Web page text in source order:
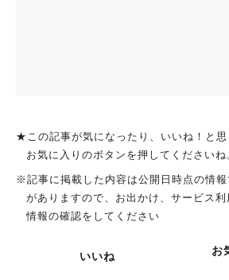
★この記事が気になったり、いいね！と
お気に入りのボタンを押してくださいね
※記事に掲載した内容は公開日時点の情
がありますので、お出かけ、サービス
情報の確認をしてください
いいね お